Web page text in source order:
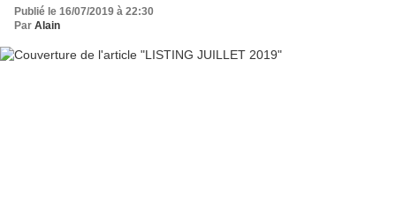
Publié le 16/07/2019 à 22:30
Par Alain